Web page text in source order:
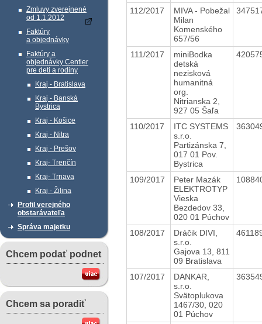
Zmluvy zverejnené
od 1.1.2012
Faktúry
a objednávky
Faktúry a
objednávky Centier
pre deti a rodiny
Kraj - Bratislava
Kraj - Banská
Bystrica
Kraj - Košice
Kraj - Nitra
Kraj - Prešov
Kraj- Trenčín
Kraj- Trnava
Kraj - Žilina
Profil verejného
obstarávateľa
Správa majetku
Chcem podať podnet
Chcem sa poradiť
112/2017
MIVA - Pobežal
Milan
Komenského
657/56
111/2017
miniBodka
detská
nezisková
humanitná
org.
Nitrianska 2,
927 05 Šaľa
110/2017
ITC SYSTEMS
s.r.o.
Partizánska 7,
017 01 Pov.
Bystrica
109/2017
Peter Mazák
ELEKTROTYP
Vieska
Bezdedov 33,
020 01 Púchov
108/2017
Dráčik DIVI,
s.r.o.
Gajova 13, 811
09 Bratislava
107/2017
DANKAR,
s.r.o.
Svätoplukova
1467/30, 020
01 Púchov